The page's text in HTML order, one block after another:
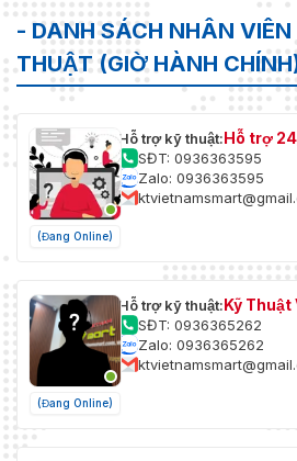
- DANH SÁCH NHÂN
THUẬT (GIỜ HÀNH
(Đang Online)
Hỗ trợ kỹ thuật:Hỗ trợ
SĐT: 0936363595
Zalo: 0936363595
(Đang Online)
Hỗ trợ kỹ thuật:Kỹ Thuật
SĐT: 0936365262
Zalo: 0936365262